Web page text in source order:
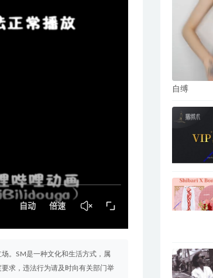
。SM是一种文化和生活方式，属
求，违法行为请及时向有关部门举
自缚